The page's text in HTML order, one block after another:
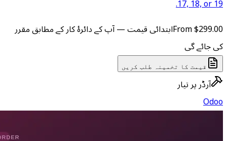
آپ کے دائرۂ کار کے مطابق مقرر